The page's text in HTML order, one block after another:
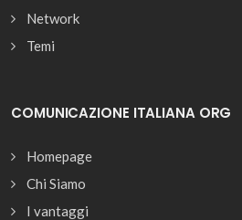
Network
Temi
COMUNICAZIONE ITALIANA ORG
Homepage
Chi Siamo
I vantaggi